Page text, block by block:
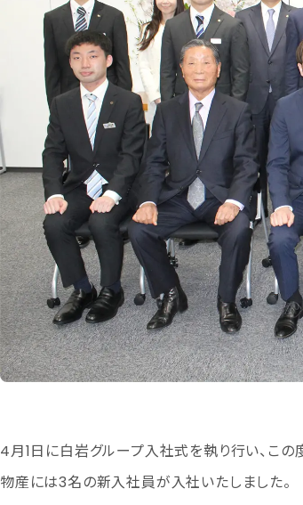
4月1日に白岩グループ入社式を執り行い、こ
物産には3名の新入社員が入社いたしました。